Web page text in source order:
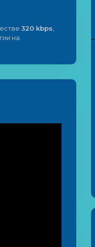
320 kbps
на